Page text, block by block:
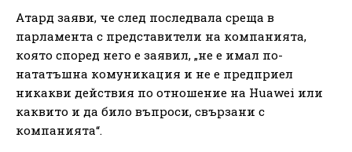
Атард заяви, че след последвала среща в
парламента с представители на компанията,
която според него е заявил, „не е имал по-
нататъшна комуникация и не е предприел
никакви действия по отношение на Huawei или
каквито и да било въпроси, свързани с
компанията“.